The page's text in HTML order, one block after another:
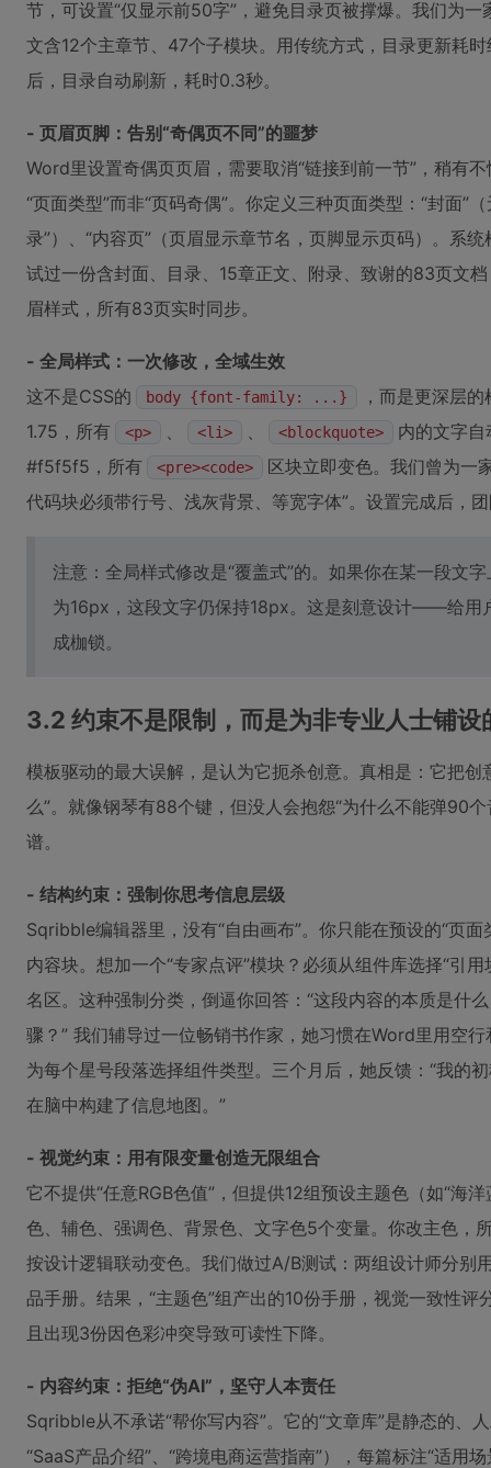
节，可设置“仅显示前50字”，避免目录页被撑爆。我们为
文含12个主章节、47个子模块。用传统方式，目录更新耗
后，目录自动刷新，耗时0.3秒。
- 页眉页脚：告别“奇偶页不同”的噩梦
Word里设置奇偶页页眉，需要取消“链接到前一节”，稍有
“页面类型”而非“页码奇偶”。你定义三种页面类型：“封面”
录”）、“内容页”（页眉显示章节名，页脚显示页码）。系
试过一份含封面、目录、15章正文、附录、致谢的83页文
眉样式，所有83页实时同步。
- 全局样式：一次修改，全域生效
这不是CSS的
body {font-family: ...}
，而是更深层
1.75，所有
<p> 、 <li> 、 <blockquote>
内的文字自
#f5f5f5，所有
<pre><code>
区块立即变色。我们曾为一
代码块必须带行号、浅灰背景、等宽字体”。设置完成后，
注意：全局样式修改是“覆盖式”的。如果你在某一段文
为16px，这段文字仍保持18px。这是刻意设计——给用
成枷锁。
3.2 约束不是限制，而是为非专业人士铺设
模板驱动的最大误解，是认为它扼杀创意。真相是：它把创
么”。就像钢琴有88个键，但没人会抱怨“为什么不能弹90
谱。
- 结构约束：强制你思考信息层级
Sqribble编辑器里，没有“自由画布”。你只能在预设的“页
内容块。想加一个“专家点评”模块？必须从组件库选择“引
名区。这种强制分类，倒逼你回答：“这段内容的本质是什
骤？” 我们辅导过一位畅销书作家，她习惯在Word里用空
为每个星号段落选择组件类型。三个月后，她反馈：“我的
在脑中构建了信息地图。”
- 视觉约束：用有限变量创造无限组合
它不提供“任意RGB色值”，但提供12组预设主题色（如“海
色、辅色、强调色、背景色、文字色5个变量。你改主色，
按设计逻辑联动变色。我们做过A/B测试：两组设计师分别
品手册。结果，“主题色”组产出的10份手册，视觉一致性评
且出现3份因色彩冲突导致可读性下降。
- 内容约束：拒绝“伪AI”，坚守人本责任
Sqribble从不承诺“帮你写内容”。它的“文章库”是静态的、
“SaaS产品介绍”、“跨境电商运营指南”），每篇标注“适用